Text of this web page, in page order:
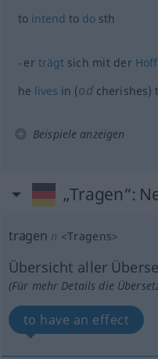
to intend to dosth
erträgtsich mit der
he lives in (odcherishes)
Beispiele anzeigen
„Tragen“:
tragen n <Tragens>
Übersicht aller
(Für mehr Details die
to have an effect